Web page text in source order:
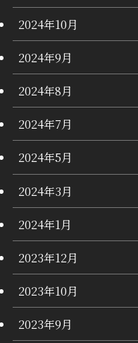
2024年10月
2024年9月
2024年8月
2024年7月
2024年5月
2024年3月
2024年1月
2023年12月
2023年10月
2023年9月